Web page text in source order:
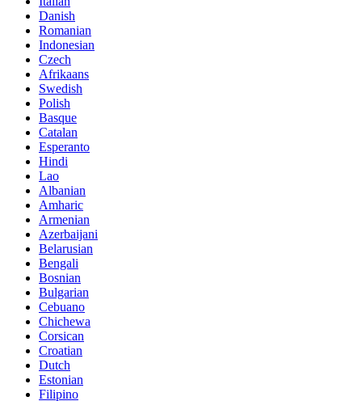
Danish
Romanian
Indonesian
Czech
Afrikaans
Swedish
Polish
Basque
Catalan
Esperanto
Hindi
Lao
Albanian
Amharic
Armenian
Azerbaijani
Belarusian
Bengali
Bosnian
Bulgarian
Cebuano
Chichewa
Corsican
Croatian
Dutch
Estonian
Filipino